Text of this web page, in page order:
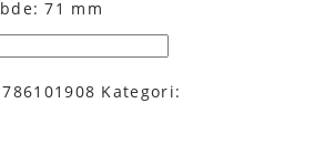
71 mm
786101908 Kategori: